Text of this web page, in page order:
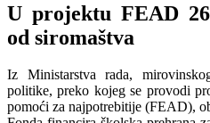
U projektu FEAD
od siromaštva
Iz Ministarstva rada,
politike, preko kojeg se provodi
pomoći za najpotrebitije (FEAD),